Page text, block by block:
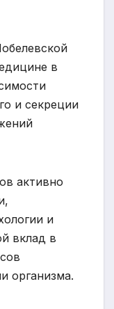
в
и секреции
активно
и
вклад в
организма.